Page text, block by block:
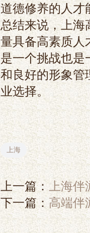
道德修养的人才
总结来说，上海
量具备高素质人
是一个挑战也是
和良好的形象管
业选择。
上海
上一篇：上海伴
下一篇： 高端伴